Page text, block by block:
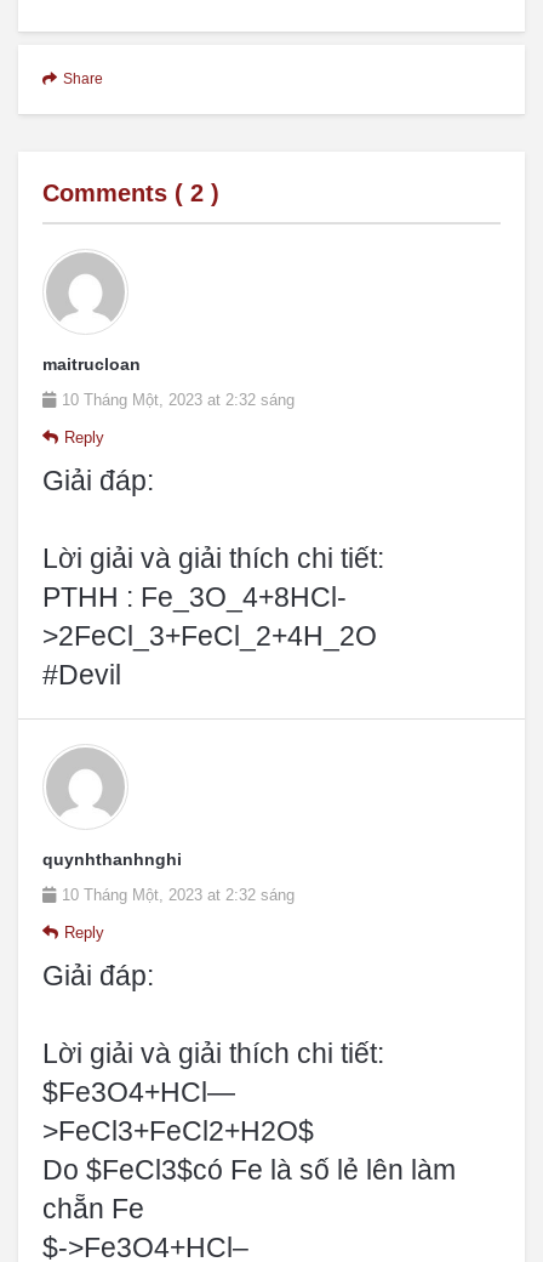
Share
Comments ( 2 )
maitrucloan
10 Tháng Một, 2023 at 2:32 sáng
Reply
Giải đáp:
Lời giải và giải thích chi tiết:
PTHH : Fe_3O_4+8HCl-
>2FeCl_3+FeCl_2+4H_2O
#Devil
quynhthanhnghi
10 Tháng Một, 2023 at 2:32 sáng
Reply
Giải đáp:
Lời giải và giải thích chi tiết:
$Fe3O4+HCl—
>FeCl3+FeCl2+H2O$
Do $FeCl3$có Fe là số lẻ lên làm
chẵn Fe
$->Fe3O4+HCl–